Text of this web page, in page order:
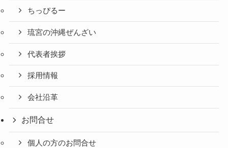
ちっぴるー
琉宮の沖縄ぜんざい
代表者挨拶
採用情報
会社沿革
お問合せ
個人の方のお問合せ